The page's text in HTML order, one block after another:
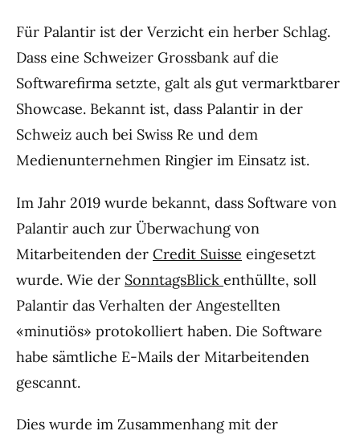
Für Palantir ist der Verzicht ein herber Schlag.
Dass eine Schweizer Grossbank auf die
Softwarefirma setzte, galt als gut vermarktbarer
Showcase. Bekannt ist, dass Palantir in der
Schweiz auch bei Swiss Re und dem
Medienunternehmen Ringier im Einsatz ist.
Im Jahr 2019 wurde bekannt, dass Software von
Palantir auch zur Überwachung von
Mitarbeitenden der Credit Suisse eingesetzt
wurde. Wie der SonntagsBlick enthüllte, soll
Palantir das Verhalten der Angestellten
«minutiös» protokolliert haben. Die Software
habe sämtliche E-Mails der Mitarbeitenden
gescannt.
Dies wurde im Zusammenhang mit der